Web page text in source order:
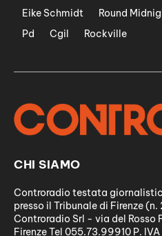
Eike Schmidt
Round
Pd
Cgil Rockville
CHI SIAMO
Controradio testata
presso il Tribunale di Firenze
Controradio Srl - via del
Firenze Tel 055.73.99910 P.